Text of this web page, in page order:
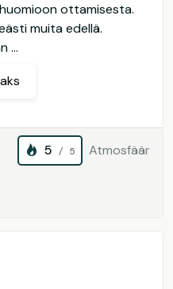
ottamisesta.
muita edellä.
...
5 / 5 Atmosfäär